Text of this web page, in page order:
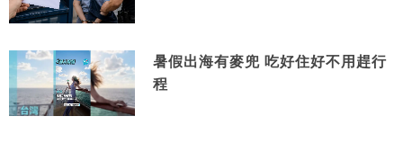
暑假出海有麥兜 吃好住好不用趕行
程